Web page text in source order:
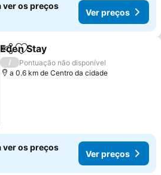
ver os preços
Ver preços
PartilharAdicionar aos favoritos
Eden Stay
/
Pontuação não disponível
a 0.6 km de Centro da cidade
ver os preços
Ver preços